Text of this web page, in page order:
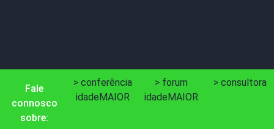
Fale
connosco
sobre:
> conferência
idadeMAIOR
> forum
idadeMAIOR
> consultora